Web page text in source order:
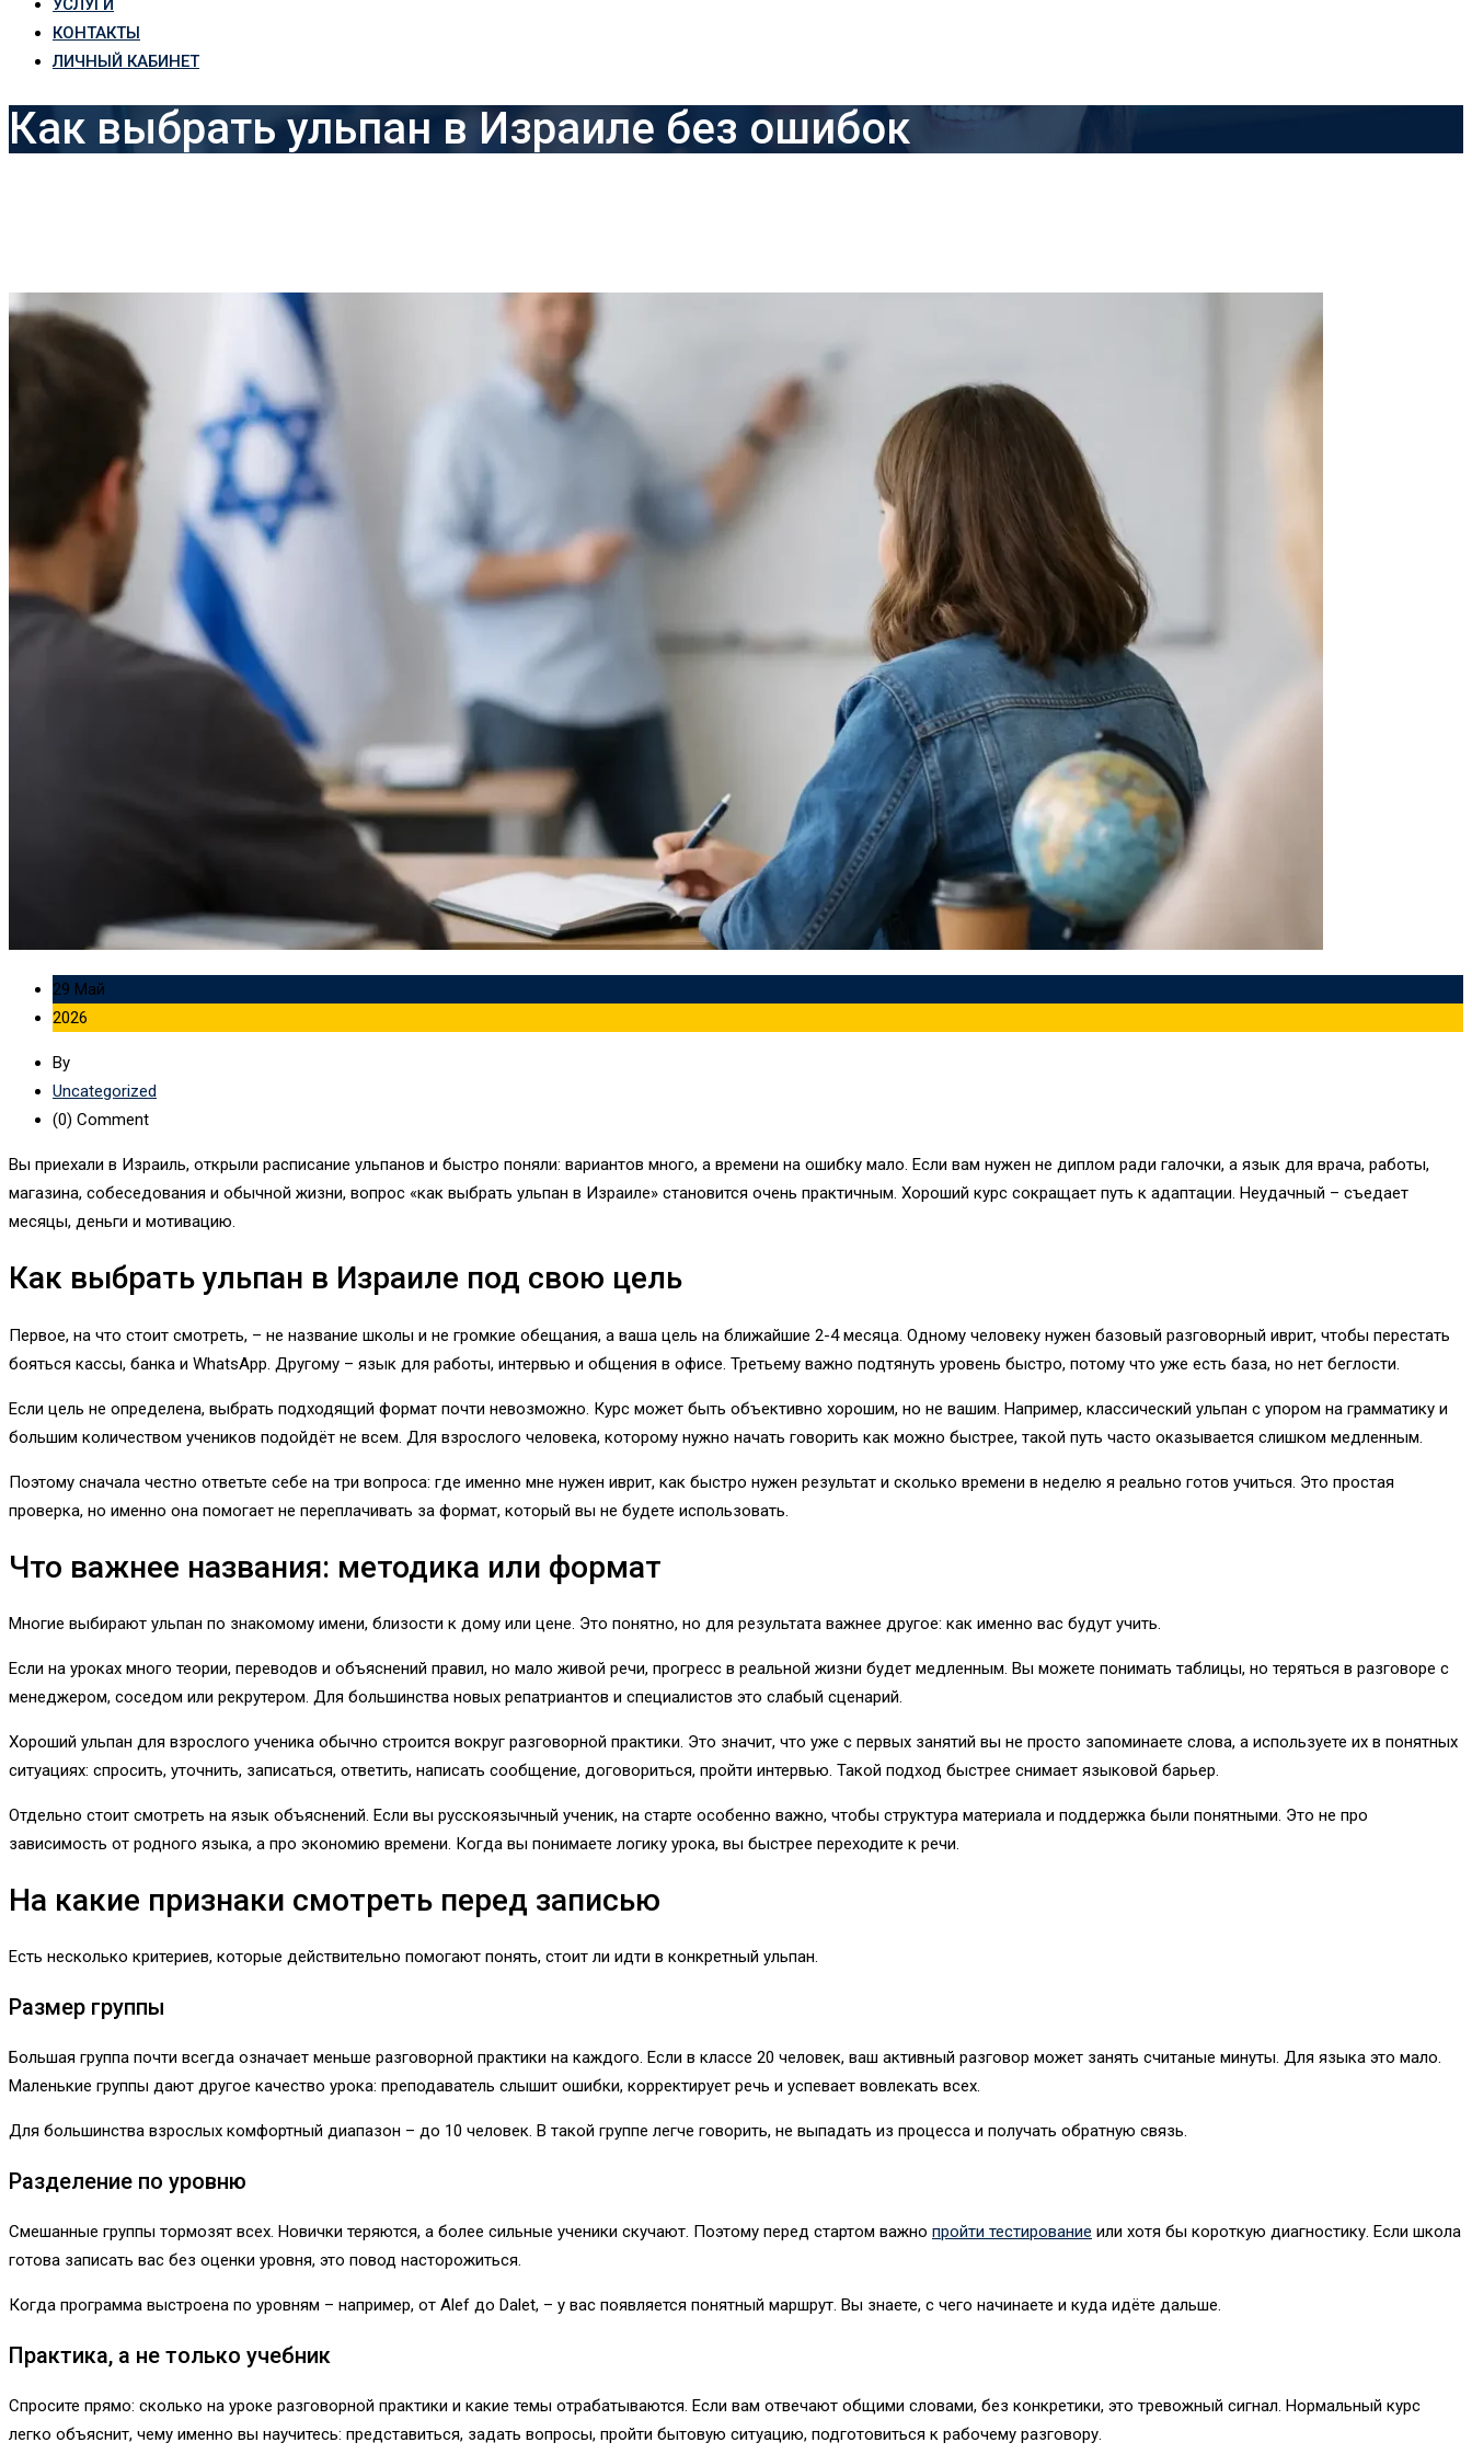
УСЛУГИ
КОНТАКТЫ
ЛИЧНЫЙ КАБИНЕТ
Как выбрать ульпан в Израиле без ошибок
29 Май
2026
By
Uncategorized
(0) Comment
Вы приехали в Израиль, открыли расписание ульпанов и быстро поняли: вариантов много, а времени на ошибку мало. Если вам нужен не диплом ради галочки, а язык для врача, работы,
магазина, собеседования и обычной жизни, вопрос «как выбрать ульпан в Израиле» становится очень практичным. Хороший курс сокращает путь к адаптации. Неудачный – съедает
месяцы, деньги и мотивацию.
Как выбрать ульпан в Израиле под свою цель
Первое, на что стоит смотреть, – не название школы и не громкие обещания, а ваша цель на ближайшие 2-4 месяца. Одному человеку нужен базовый разговорный иврит, чтобы перестать
бояться кассы, банка и WhatsApp. Другому – язык для работы, интервью и общения в офисе. Третьему важно подтянуть уровень быстро, потому что уже есть база, но нет беглости.
Если цель не определена, выбрать подходящий формат почти невозможно. Курс может быть объективно хорошим, но не вашим. Например, классический ульпан с упором на грамматику и
большим количеством учеников подойдёт не всем. Для взрослого человека, которому нужно начать говорить как можно быстрее, такой путь часто оказывается слишком медленным.
Поэтому сначала честно ответьте себе на три вопроса: где именно мне нужен иврит, как быстро нужен результат и сколько времени в неделю я реально готов учиться. Это простая
проверка, но именно она помогает не переплачивать за формат, который вы не будете использовать.
Что важнее названия: методика или формат
Многие выбирают ульпан по знакомому имени, близости к дому или цене. Это понятно, но для результата важнее другое: как именно вас будут учить.
Если на уроках много теории, переводов и объяснений правил, но мало живой речи, прогресс в реальной жизни будет медленным. Вы можете понимать таблицы, но теряться в разговоре с
менеджером, соседом или рекрутером. Для большинства новых репатриантов и специалистов это слабый сценарий.
Хороший ульпан для взрослого ученика обычно строится вокруг разговорной практики. Это значит, что уже с первых занятий вы не просто запоминаете слова, а используете их в понятных
ситуациях: спросить, уточнить, записаться, ответить, написать сообщение, договориться, пройти интервью. Такой подход быстрее снимает языковой барьер.
Отдельно стоит смотреть на язык объяснений. Если вы русскоязычный ученик, на старте особенно важно, чтобы структура материала и поддержка были понятными. Это не про
зависимость от родного языка, а про экономию времени. Когда вы понимаете логику урока, вы быстрее переходите к речи.
На какие признаки смотреть перед записью
Есть несколько критериев, которые действительно помогают понять, стоит ли идти в конкретный ульпан.
Размер группы
Большая группа почти всегда означает меньше разговорной практики на каждого. Если в классе 20 человек, ваш активный разговор может занять считаные минуты. Для языка это мало.
Маленькие группы дают другое качество урока: преподаватель слышит ошибки, корректирует речь и успевает вовлекать всех.
Для большинства взрослых комфортный диапазон – до 10 человек. В такой группе легче говорить, не выпадать из процесса и получать обратную связь.
Разделение по уровню
Смешанные группы тормозят всех. Новички теряются, а более сильные ученики скучают. Поэтому перед стартом важно пройти тестирование или хотя бы короткую диагностику. Если школа
готова записать вас без оценки уровня, это повод насторожиться.
Когда программа выстроена по уровням – например, от Alef до Dalet, – у вас появляется понятный маршрут. Вы знаете, с чего начинаете и куда идёте дальше.
Практика, а не только учебник
Спросите прямо: сколько на уроке разговорной практики и какие темы отрабатываются. Если вам отвечают общими словами, без конкретики, это тревожный сигнал. Нормальный курс
легко объяснит, чему именно вы научитесь: представиться, задать вопросы, пройти бытовую ситуацию, подготовиться к рабочему разговору.